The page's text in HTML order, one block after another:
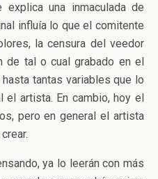
explica una inmaculada de
influía lo que el comitente
la censura del veedor
de tal o cual grabado en el
tantas variables que lo
artista. En cambio, hoy el
pero en general el artista
ya lo leerán con más